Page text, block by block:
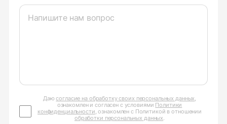
Даюсогласие на обработку своих персональных данных,
ознакомлен и согласен с условиями Политики
конфиденциальности, ознакомлен с Политикой в отношении
обработки персональных данных.